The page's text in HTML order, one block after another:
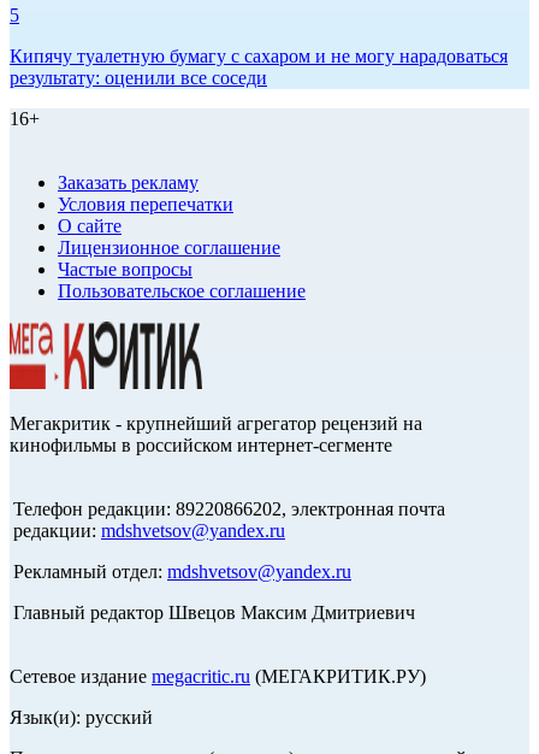
5
Кипячу туалетную бумагу с сахаром и не могу нарадоваться
результату: оценили все соседи
16+
Заказать рекламу
Условия перепечатки
О сайте
Лицензионное соглашение
Частые вопросы
Пользовательское соглашение
Мегакритик - крупнейший агрегатор рецензий на
кинофильмы в российском интернет-сегменте
Телефон редакции: 89220866202, электронная почта
редакции: mdshvetsov@yandex.ru
Рекламный отдел: mdshvetsov@yandex.ru
Главный редактор Швецов Максим Дмитриевич
Сетевое издание megacritic.ru (МЕГАКРИТИК.РУ)
Язык(и): русский